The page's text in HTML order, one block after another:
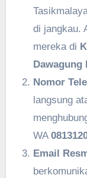
di jangkau.
mereka di
Dawagung
Nomor
langsung
WA
Email